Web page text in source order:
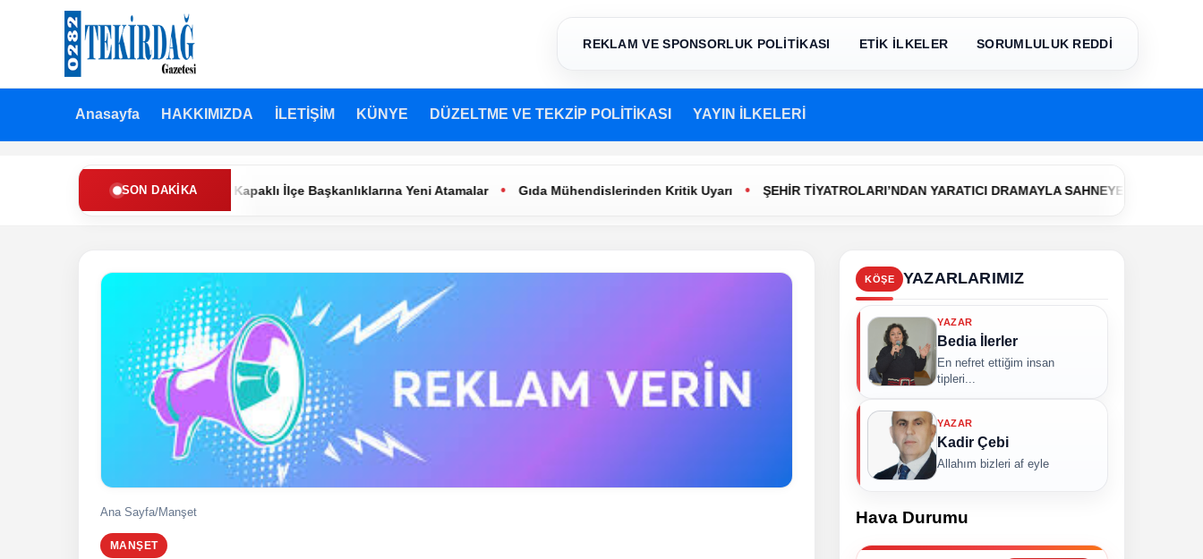
REKLAM VE SPONSORLUK POLİTİKASI ETİK İLKELER SORUMLULUK REDDİ
Anasayfa HAKKIMIZDA İLETİŞİM KÜNYE DÜZELTME VE TEKZİP POLİTİKASI YAYIN İLKELERİ
SON DAKIKA
Refah Partisi’nde Muratlı ve Kapaklı İlçe Başkanlıklarına Yeni Atamalar • Gıda Mühendislerinden Kritik Uyarı • ŞEHİR TİYATROLARI’NDAN YARATICI DRAMAYLA SAHNEYE İLK ADIM
Ana Sayfa/Manşet
MANŞET
KÖŞE YAZARLARIMIZ
YAZAR
Bedia İlerler
En nefret ettiğim insan
tipleri...
YAZAR
Kadir Çebi
Allahım bizleri af eyle
Hava Durumu